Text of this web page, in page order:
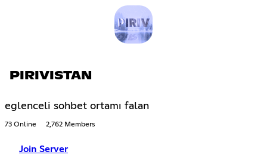
PIRIVISTAN
eglenceli sohbet ortamı falan
73 Online 2,762 Members
Join Server